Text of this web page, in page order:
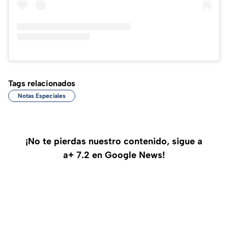
Tags relacionados
Notas Especiales
¡No te pierdas nuestro contenido, sigue a
a+ 7.2 en Google News!